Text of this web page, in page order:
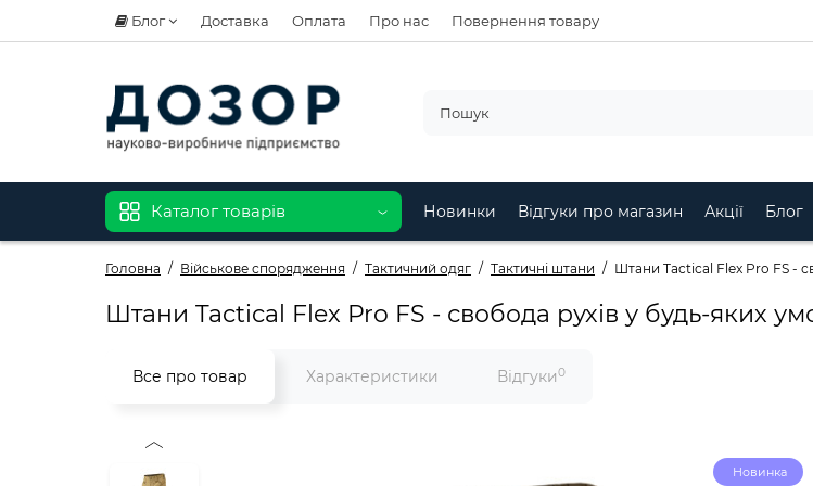
Блог Доставка Оплата Про нас Повернення товару
Каталог товарів Новинки Відгуки про магазин Акції Блог
Головна Військове спорядження Тактичний одяг Тактичні штани Штани Tactical Flex Pro FS -
Штани Tactical Flex Pro FS - свобода рухів у будь-яких
Все про товар Характеристики Відгуки0
Новинка